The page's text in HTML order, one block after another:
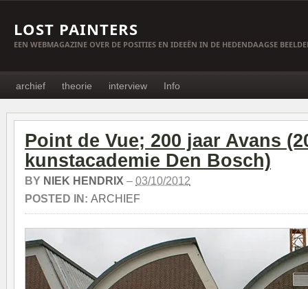
LOST PAINTERS
EEN WEBMAGAZINE OVER DE POSITIES EN IDEEËN IN DE HEDENDAAGSE
archief theorie interview Info
Point de Vue; 200 jaar Avans
kunstacademie Den Bosch)
BY NIEK HENDRIX – 03/10/2012
POSTED IN: ARCHIEF